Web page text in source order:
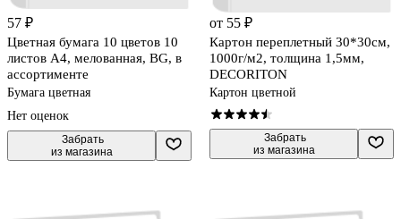
57 ₽
Цветная бумага 10 цветов 10
листов А4, мелованная, BG, в
ассортименте
Бумага цветная
Нет оценок
Забрать
из магазина
от 55 ₽
Картон переплетный 30*30см,
1000г/м2, толщина 1,5мм,
DECORITON
Картон цветной
Забрать
из магазина